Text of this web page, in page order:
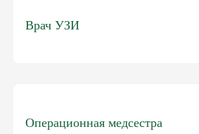
Врач УЗИ
Операционная медсестра